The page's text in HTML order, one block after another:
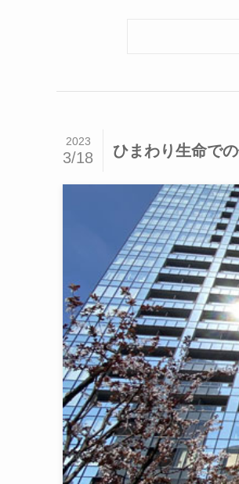
ひまわり生命で
2023
3/18